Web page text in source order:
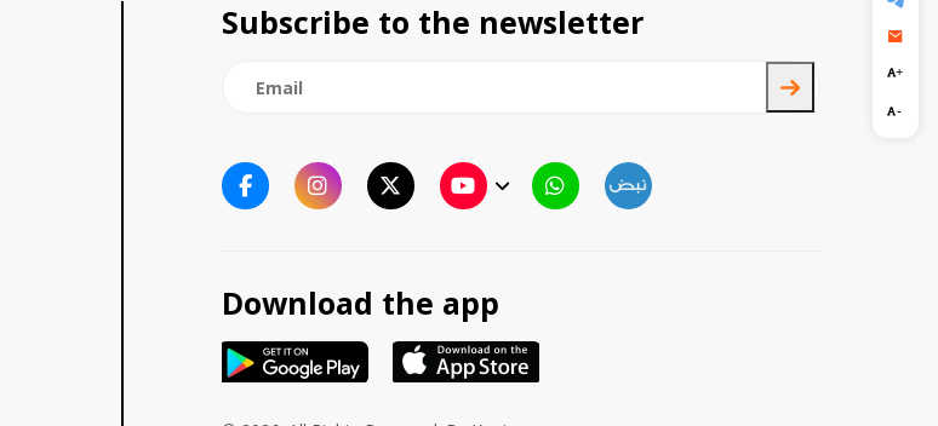
Subscribe to the newsletter
Download the app